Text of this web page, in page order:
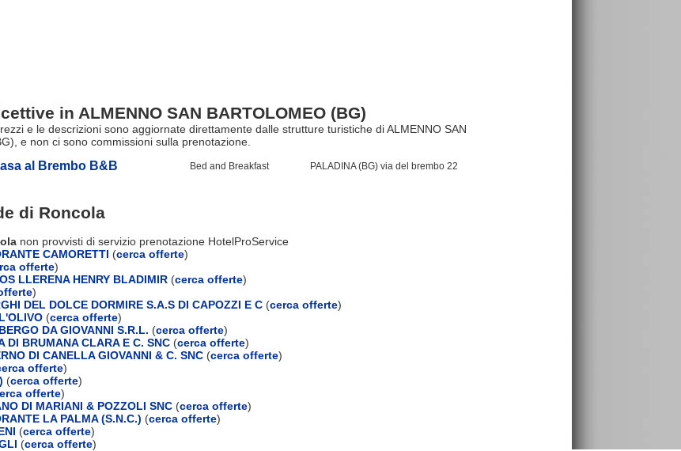
in ALMENNO SAN BARTOLOMEO (BG)
e le descrizioni sono aggiornate direttamente dalle strutture turistiche di ALMENNO SAN
e non ci sono commissioni sulla prenotazione.
al Brembo B&B Bed and Breakfast PALADINA (BG) via del brembo 22
di Roncola
non provvisti di servizio prenotazione HotelProService
CAMORETTI (cerca offerte)
offerte)
LLERENA HENRY BLADIMIR (cerca offerte)
)
DEL DOLCE DORMIRE S.A.S DI CAPOZZI E C (cerca offerte)
(cerca offerte)
DA GIOVANNI S.R.L. (cerca offerte)
DI BRUMANA CLARA E C. SNC (cerca offerte)
DI CANELLA GIOVANNI & C. SNC (cerca offerte)
offerte)
(cerca offerte)
offerte)
DI MARIANI & POZZOLI SNC (cerca offerte)
LA PALMA (S.N.C.) (cerca offerte)
(cerca offerte)
(cerca offerte)